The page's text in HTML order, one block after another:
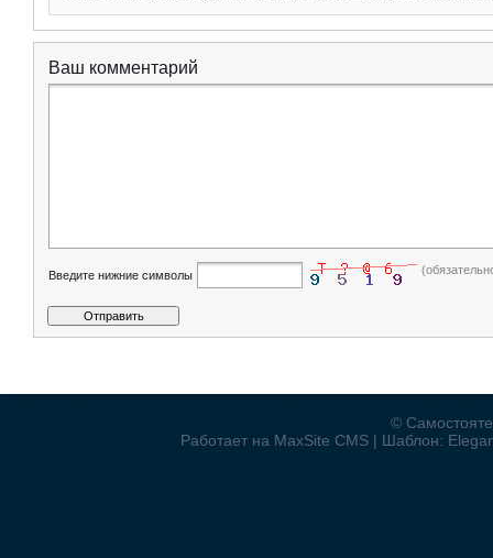
Ваш комментарий
Введите нижние символы
©
Работает на MaxSite CMS | Шаблон: